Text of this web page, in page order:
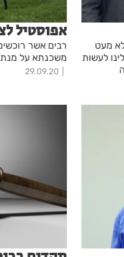
מעט
לעשות
אפוסטיל
רבים אשר
משכנתא על מנת
29.09.20